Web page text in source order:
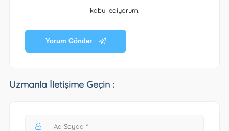
kabul ediyorum.
Yorum Gönder
Uzmanla İletişime Geçin :